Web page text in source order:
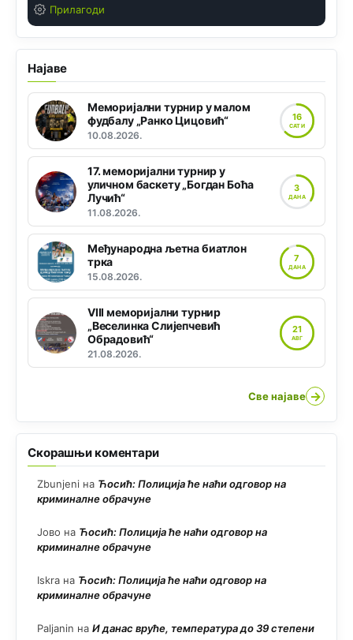
Прилагоди
Најаве
Меморијални турнир у малом
фудбалу „Ранко Цицовић“
10.08.2026.
16
САТИ
17. меморијални турнир у
уличном баскету „Богдан Боћа
Лучић“
11.08.2026.
3
ДАНА
Међународна љетна биатлон
трка
15.08.2026.
7
ДАНА
VIII меморијални турнир
„Веселинка Слијепчевић
Обрадовић“
21.08.2026.
21
АВГ
Све најаве →
Скорашњи коментари
Zbunjeni на Ћосић: Полиција ће наћи одговор на
криминалне обрачуне
Јово на Ћосић: Полиција ће наћи одговор на
криминалне обрачуне
Iskra на Ћосић: Полиција ће наћи одговор на
криминалне обрачуне
Paljanin на И данас вруће, температура до 39 степени